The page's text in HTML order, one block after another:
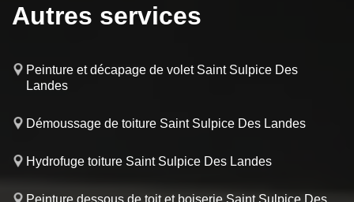
Autres services
Peinture et décapage de volet Saint Sulpice Des
Landes
Démoussage de toiture Saint Sulpice Des Landes
Hydrofuge toiture Saint Sulpice Des Landes
Peinture dessous de toit et boiserie Saint Sulpice Des